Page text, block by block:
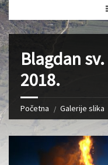
Blagdan
2018.
Početna Galerije slika